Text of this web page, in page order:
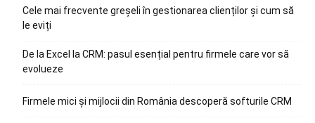
Cele mai frecvente greșeli în gestionarea clienților și cum să
le eviți
De la Excel la CRM: pasul esențial pentru firmele care vor să
evolueze
Firmele mici și mijlocii din România descoperă softurile CRM